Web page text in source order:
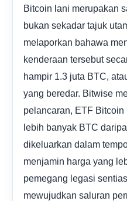
Bitcoin lani merupakan
bukan sekadar tajuk
melaporkan bahawa
kenderaan tersebut
hampir 1.3 juta BTC,
yang beredar. Bitwise
pelancaran, ETF
lebih banyak BTC
dikeluarkan dalam
menjamin harga yang
pemegang legasi
mewujudkan saluran